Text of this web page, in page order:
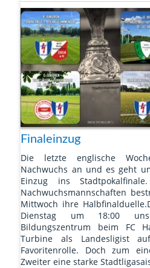
U17
und
U13
stehen
im
Stadtpokalfinale
Finaleinzug
Die letzte englische
Nachwuchs an und es geht
Einzug ins
Nachwuchsmannschaften
Mittwoch ihre
Dienstag um 18:00
Bildungszentrum beim FC
Turbine als Landesligist
Favoritenrolle. Doch zum
Zweiter eine starke